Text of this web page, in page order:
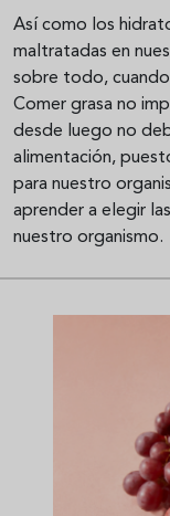
Así como los
maltratadas en
sobre todo,
Comer grasa no
desde luego no
alimentación,
para nuestro
aprender a elegir
nuestro organismo.